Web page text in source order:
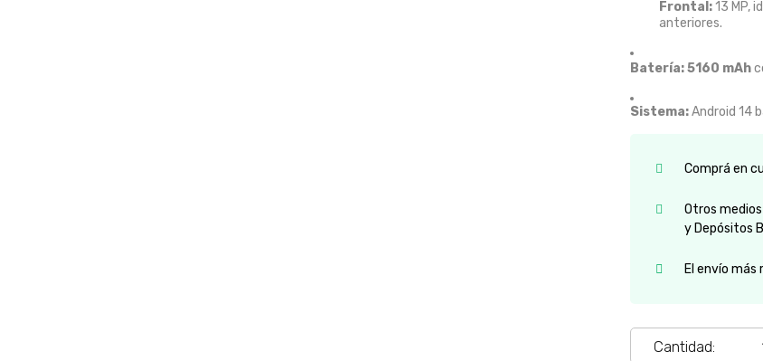
Frontal:13 MP,
anteriores.
Batería:5160 mAh
Sistema:Android 14
Comprá en
Otros
y Depósitos
El envío más
Cantidad: